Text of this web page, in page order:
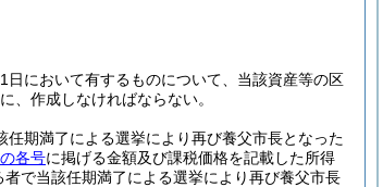
日において有するものについて、当該資産等の区
、作成しなければならない。
期満了による選挙により再び養父市長となった
各号に掲げる金額及び課税価格を記載した所得
で当該任期満了による選挙により再び養父市長